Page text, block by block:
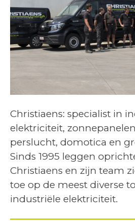
Christiaens: specialist in
elektriciteit,
perslucht, domotica en
Sinds 1995 leggen
Christiaens en zijn team
toe op de meest diverse
industriële elektriciteit.